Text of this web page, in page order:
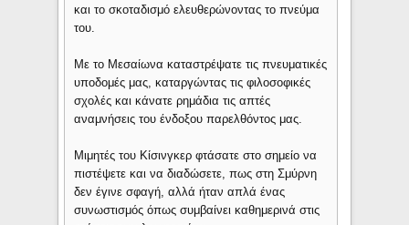
και το σκοταδισμό ελευθερώνοντας το πνεύμα
του.
Με το Μεσαίωνα καταστρέψατε τις πνευματικές
υποδομές μας, καταργώντας τις φιλοσοφικές
σχολές και κάνατε ρημάδια τις απτές
αναμνήσεις του ένδοξου παρελθόντος μας.
Μιμητές του Κίσινγκερ φτάσατε στο σημείο να
πιστέψετε και να διαδώσετε, πως στη Σμύρνη
δεν έγινε σφαγή, αλλά ήταν απλά ένας
συνωστισμός όπως συμβαίνει καθημερινά στις